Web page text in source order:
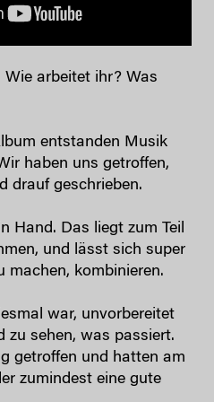
arbeitet ihr? Was
entstanden Musik
haben uns getroffen,
drauf geschrieben.
Hand. Das liegt zum Teil
und lässt sich super
machen, kombinieren.
war, unvorbereitet
zu sehen, was passiert.
getroffen und hatten am
zumindest eine gute